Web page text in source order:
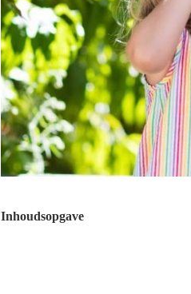
Inhoudsopgave